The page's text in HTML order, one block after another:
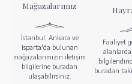
Mağazalarımız
İstanbul, Ankara ve
Isparta'da bulunan
mağazalarımızın iletişim
bilgilerine buradan
ulaşabilirsiniz.
Faaliyet
alanlarda
buradan